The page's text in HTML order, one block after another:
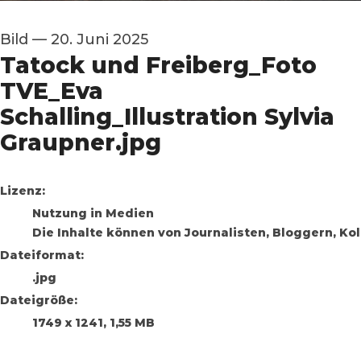
Bild — 20. Juni 2025
Tatock und Freiberg_Foto
TVE_Eva
Schalling_Illustration Sylvia
Graupner.jpg
go to media item
Lizenz:
Nutzung in Medien
Die Inhalte können von Journalisten, Bloggern,
Dateiformat:
.jpg
Dateigröße:
1749 x 1241, 1,55 MB